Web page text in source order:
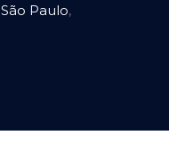
São Paulo,